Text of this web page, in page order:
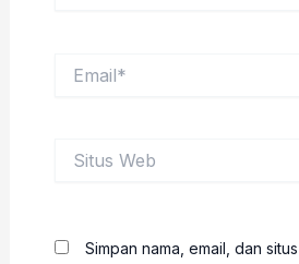
Web
Simpan nama, email, dan